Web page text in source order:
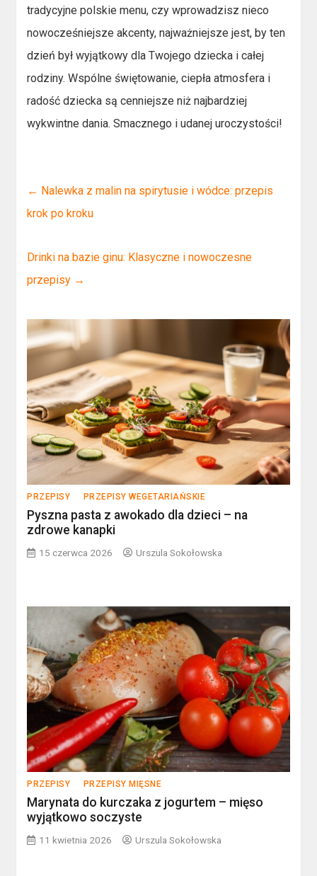
tradycyjne polskie menu, czy wprowadzisz nieco
nowocześniejsze akcenty, najważniejsze jest, by ten
dzień był wyjątkowy dla Twojego dziecka i całej
rodziny. Wspólne świętowanie, ciepła atmosfera i
radość dziecka są cenniejsze niż najbardziej
wykwintne dania. Smacznego i udanej uroczystości!
← Nalewka z malin na spirytusie i wódce: przepis
krok po kroku
Drinki na bazie ginu: Klasyczne i nowoczesne
przepisy →
PRZEPISY PRZEPISY WEGETARIAŃSKIE
Pyszna pasta z awokado dla dzieci – na
zdrowe kanapki
15 czerwca 2026 Urszula Sokołowska
PRZEPISY PRZEPISY MIĘSNE
Marynata do kurczaka z jogurtem – mięso
wyjątkowo soczyste
11 kwietnia 2026 Urszula Sokołowska